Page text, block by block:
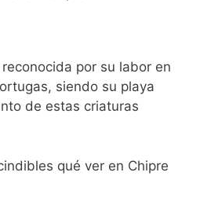
por su labor en
siendo su playa
de estas criaturas